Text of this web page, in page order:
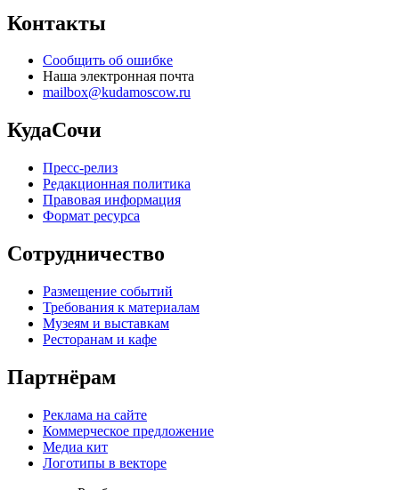
Контакты
Сообщить об ошибке
Наша электронная почта
mailbox@kudamoscow.ru
КудаСочи
Пресс-релиз
Редакционная политика
Правовая информация
Формат ресурса
Сотрудничество
Размещение событий
Требования к материалам
Музеям и выставкам
Ресторанам и кафе
Партнёрам
Реклама на сайте
Коммерческое предложение
Медиа кит
Логотипы в векторе